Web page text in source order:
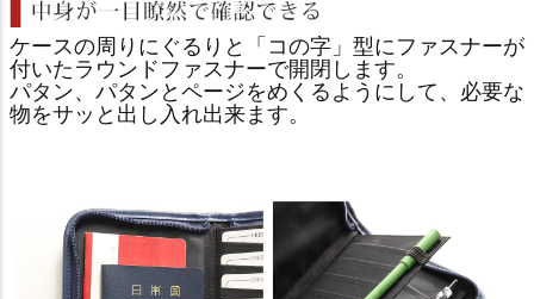
ケースの周りにぐるりと「コの字」型にファスナーが
付いたラウンドファスナーで開閉します。
パタン、パタンとページをめくるようにして、必要な
物をサッと出し入れ出来ます。